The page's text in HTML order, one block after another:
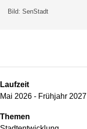
Bild: SenStadt
Laufzeit
Mai 2026 - Frühjahr 2027
Themen